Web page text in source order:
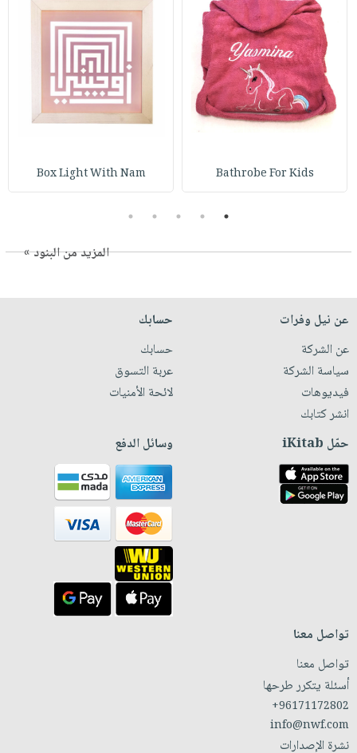
Bathrobe For Kids
Box Light With Nam
1
2
3
4
5
المزيد من البنود »
عن نيل وفرات
عن الشركة
سياسة الشركة
فيديوهات
انشر كتابك
حسابك
حسابك
عربة التسوق
لائحة الأمنيات
حمّل iKitab وسائل الدفع
تواصل معنا
تواصل معنا
أسئلة يتكرر طرحها
+96171172802
info@nwf.com
نشرة الإصدارات